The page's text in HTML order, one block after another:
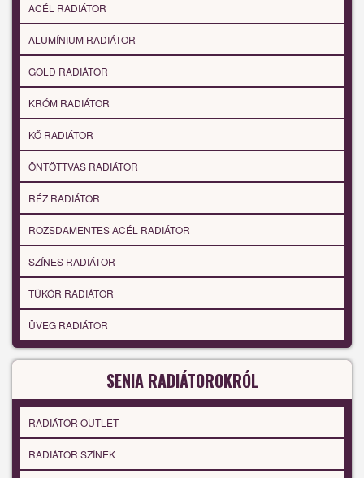
ACÉL RADIÁTOR
ALUMÍNIUM RADIÁTOR
GOLD RADIÁTOR
KRÓM RADIÁTOR
KŐ RADIÁTOR
ÖNTÖTTVAS RADIÁTOR
RÉZ RADIÁTOR
ROZSDAMENTES ACÉL RADIÁTOR
SZÍNES RADIÁTOR
TÜKÖR RADIÁTOR
ÜVEG RADIÁTOR
SENIA RADIÁTOROKRÓL
RADIÁTOR OUTLET
RADIÁTOR SZÍNEK